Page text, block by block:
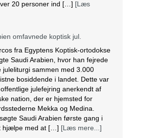
20 personer ind […] [Læs
omfavnede koptisk jul.
fra Egyptens Koptisk-ortodokse
Saudi Arabien, hvor han fejrede
juleliturgi sammen med 3.000
bosiddende i landet. Dette var
julefejring anerkendt af
nation, der er hjemsted for
Mekka og Medina.
Saudi Arabien første gang i
hjælpe med at […] [Læs mere...]